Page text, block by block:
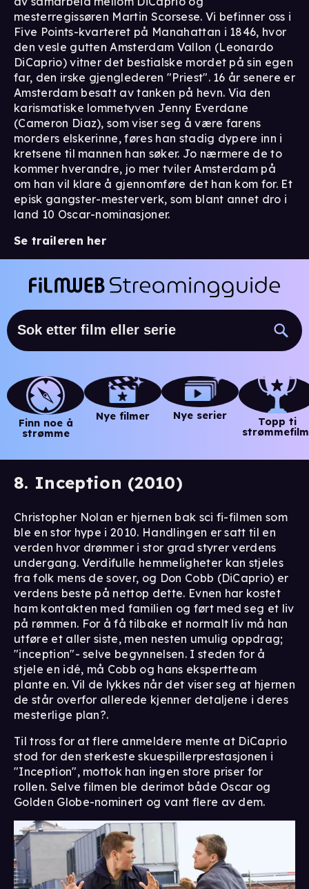
mesterregissøren Martin Scorsese. Vi befinner oss i
Five Points-kvarteret på Manahattan i 1846, hvor
den vesle gutten Amsterdam Vallon (Leonardo
DiCaprio) vitner det bestialske mordet på sin egen
far, den irske gjenglederen "Priest". 16 år senere er
Amsterdam besatt av tanken på hevn. Via den
karismatiske lommetyven Jenny Everdane
(Cameron Diaz), som viser seg å være farens
morders elskerinne, føres han stadig dypere inn i
kretsene til mannen han søker. Jo nærmere de to
kommer hverandre, jo mer tviler Amsterdam på
om han vil klare å gjennomføre det han kom for. Et
episk gangster-mesterverk, som blant annet dro i
land 10 Oscar-nominasjoner.
Se traileren her
Finn noe å
strømme
Nye filmer Nye serier
Topp ti
8. Inception (2010)
Christopher Nolan er hjernen bak sci fi-filmen som
ble en stor hype i 2010. Handlingen er satt til en
verden hvor drømmer i stor grad styrer verdens
undergang. Verdifulle hemmeligheter kan stjeles
fra folk mens de sover, og Don Cobb (DiCaprio) er
verdens beste på nettop dette. Evnen har kostet
ham kontakten med familien og ført med seg et liv
på rømmen. For å få tilbake et normalt liv må han
utføre et aller siste, men nesten umulig oppdrag;
"inception"- selve begynnelsen. I steden for å
stjele en idé, må Cobb og hans ekspertteam
plante en. Vil de lykkes når det viser seg at hjernen
de står overfor allerede kjenner detaljene i deres
mesterlige plan?.
Til tross for at flere anmeldere mente at DiCaprio
stod for den sterkeste skuespillerprestasjonen i
"Inception", mottok han ingen store priser for
rollen. Selve filmen ble derimot både Oscar og
Golden Globe-nominert og vant flere av dem.